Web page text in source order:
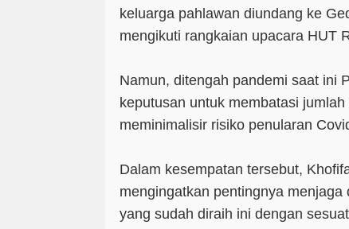
keluarga pahlawan diundang ke
mengikuti rangkaian upacara HUT
Namun, ditengah pandemi saat ini
keputusan untuk membatasi
meminimalisir risiko penularan
Dalam kesempatan tersebut,
mengingatkan pentingnya
yang sudah diraih ini dengan